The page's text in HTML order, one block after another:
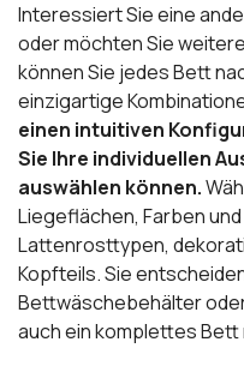
Interessiert Sie eine
oder möchten Sie
können Sie jedes Bett
einzigartige
einen intuitiven
Sie Ihre individuellen
auswählen können.
Liegeflächen, Farben
Lattenrosttypen,
Kopfteils. Sie
Bettwäschebehälter
auch ein komplettes